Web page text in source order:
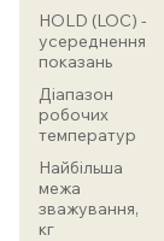
HOLD (LOC) -
усереднення
показань
Діапазон
робочих
температур
Найбільша
межа
зважування,
кг